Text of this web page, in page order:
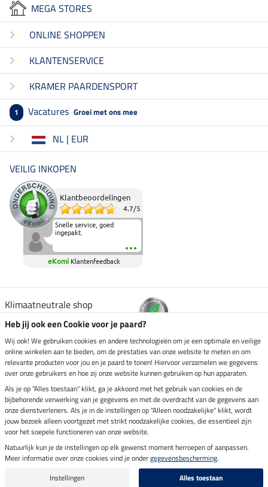
MEGA STORES
ONLINE SHOPPEN
KLANTENSERVICE
KRAMER PAARDENSPORT
1 Vacatures Groei met ons mee
NL | EUR
VEILIG INKOPEN
Klantbeoordelingen
4.7/5
Snelle service, goed
ingepakt.
eKomi Klantenfeedback
Klimaatneutrale shop
Verzending per
Veilig betalen met
Impressum
Laatste update op 07.08.2026 om 07:03 uur
Alle prijzen in euro's, incl. BTW, excl. verzendkosten.
Heb jij ook een Cookie voor je paard?
Wij ook! We gebruiken cookies en andere technologieën om je een optimale en veilige
online winkelen aan te bieden, om de prestaties van onze website te meten en om
relevante producten voor jou en je paard te tonen! Hiervoor verzamelen we gegevens
over onze gebruikers en hoe zij onze website kunnen gebruiken op hun apparaten.
Als je op "Alles toestaan" klikt, ga je akkoord met het gebruik van cookies en de
bijbehorende verwerking van je gegevens en met de overdracht van de gegevens aan
onze dienstverleners. Als je in de instellingen op "Alleen noodzakelijke" klikt, wordt
jouw bezoek alleen voortgezet met strikt noodzakelijke cookies, die essentieel zijn
voor het soepele functioneren van onze website.
Natuurlijk kun je de instellingen op elk gewenst moment herroepen of aanpassen.
Meer informatie over onze cookies vind je ondergegevensbescherming.
Instellingen
Alles toestaan